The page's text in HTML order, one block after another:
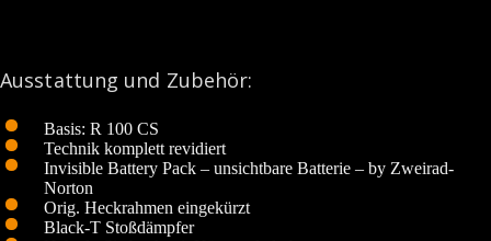
Ausstattung und Zubehör:
Basis: R 100 CS
Technik komplett revidiert
Invisible Battery Pack – unsichtbare Batterie – by Zweirad-
Norton
Orig. Heckrahmen eingekürzt
Black-T Stoßdämpfer